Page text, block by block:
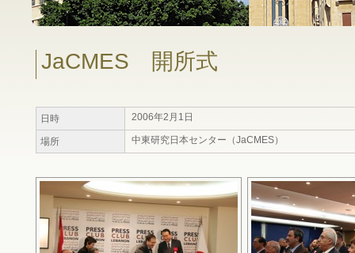
JaCMES 開所式
日時 2006年2月1日
場所 中東研究日本センター（JaCMES）